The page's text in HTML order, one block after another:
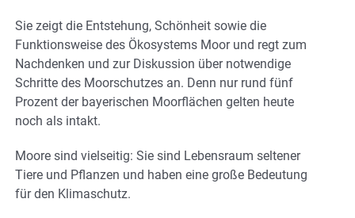
Sie zeigt die Entstehung, Schönheit sowie die
Funktionsweise des Ökosystems Moor und regt zum
Nachdenken und zur Diskussion über notwendige
Schritte des Moorschutzes an. Denn nur rund fünf
Prozent der bayerischen Moorflächen gelten heute
noch als intakt.
Moore sind vielseitig: Sie sind Lebensraum seltener
Tiere und Pflanzen und haben eine große Bedeutung
für den Klimaschutz.